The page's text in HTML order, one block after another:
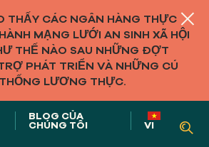
THẤY CÁC NGÂN HÀNG THỰC
MẠNG LƯỚI AN SINH XÃ HỘI
THẾ NÀO SAU NHỮNG ĐỢT
PHÁT TRIỂN VÀ NHỮNG CÚ
LƯƠNG THỰC.
BLOG CỦA
CHÚNG TÔI VI